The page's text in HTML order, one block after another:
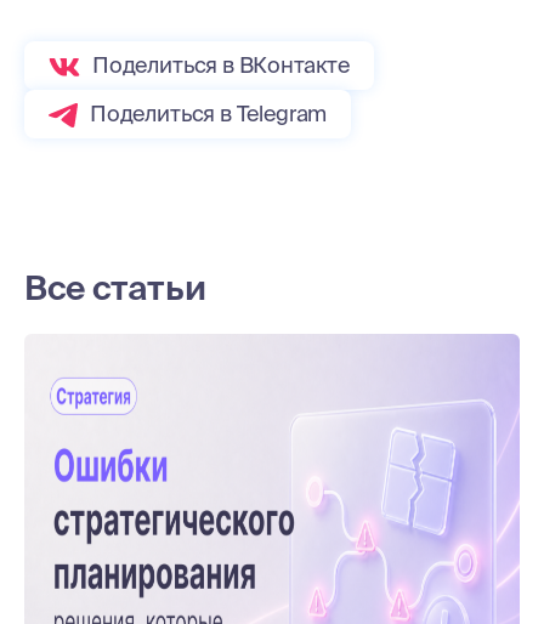
Поделиться в ВКонтакте
Поделиться в Telegram
Все статьи